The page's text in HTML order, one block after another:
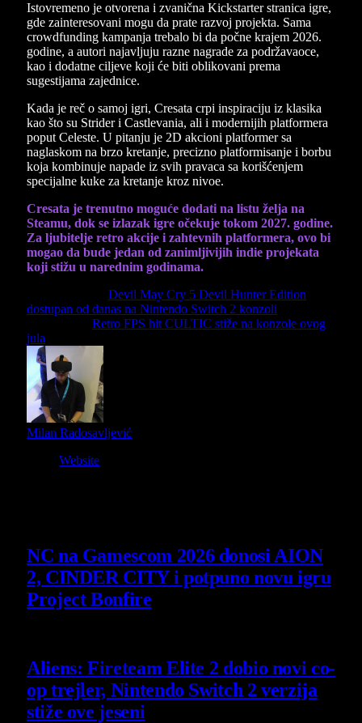
Istovremeno je otvorena i zvanična Kickstarter stranica igre,
gde zainteresovani mogu da prate razvoj projekta. Sama
crowdfunding kampanja trebalo bi da počne krajem 2026.
godine, a autori najavljuju razne nagrade za podržavaoce,
kao i dodatne ciljeve koji će biti oblikovani prema
sugestijama zajednice.
Kada je reč o samoj igri, Cresata crpi inspiraciju iz klasika
kao što su Strider i Castlevania, ali i modernijih platformera
poput Celeste. U pitanju je 2D akcioni platformer sa
naglaskom na brzo kretanje, precizno platformisanje i borbu
koja kombinuje napade iz svih pravaca sa korišćenjem
specijalne kuke za kretanje kroz nivoe.
Cresata je trenutno moguće dodati na listu želja na
Steamu, dok se izlazak igre očekuje tokom 2027. godine.
Za ljubitelje retro akcije i zahtevnih platformera, ovo bi
mogao da bude jedan od zanimljivijih indie projekata
koji stižu u narednim godinama.
Devil May Cry 5 Devil Hunter Edition
dostupan od danas na Nintendo Switch 2 konzoli
Retro FPS hit CULTIC stiže na konzole ovog
jula
Milan Radosavljević
Website
NC na Gamescom 2026 donosi AION
2, CINDER CITY i potpuno novu igru
Project Bonfire
Aliens: Fireteam Elite 2 dobio novi co-
op trejler, Nintendo Switch 2 verzija
stiže ove jeseni